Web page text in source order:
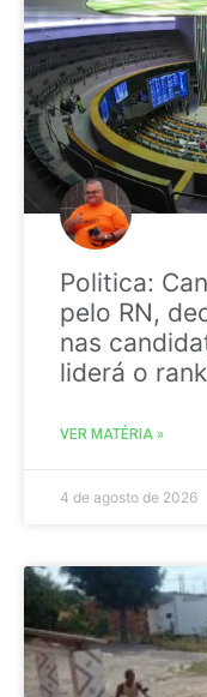
Politica:
pelo RN,
nas
liderá o
VER MATÉRIA »
4 de agosto de 2026